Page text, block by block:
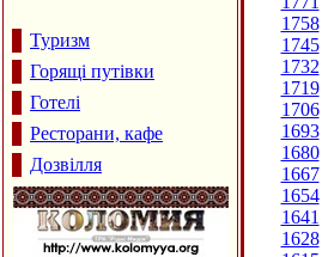
Туризм
Горящі путівки
Готелі
Ресторани, кафе
Дозвілля
1758
1745
1732
1719
1706
1693
1680
1667
1654
1641
1628